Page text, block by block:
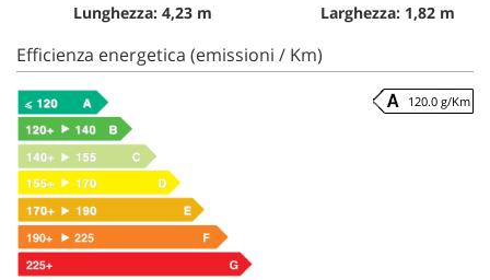
Lunghezza: 4,23 m Larghezza: 1,82 m
Efficienza energetica (emissioni / Km)
120.0 g/Km